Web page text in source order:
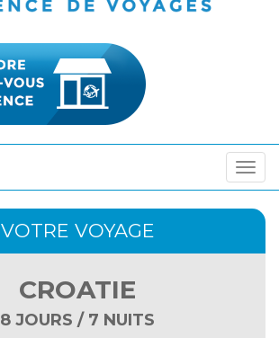
VOTRE VOYAGE
CROATIE
8 JOURS / 7 NUITS